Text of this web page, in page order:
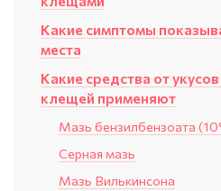
Какие симптомы
места
Какие средства от
клещей применяют
Мазь бензилбензоата
Серная мазь
Мазь Вилькинсона